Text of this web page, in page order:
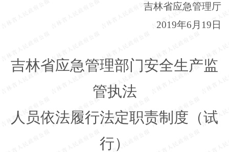
吉林省应急管理厅
2019年6月19日
吉林省应急管理部门安全生产监
管执法
人员依法履行法定职责制度（试
行）